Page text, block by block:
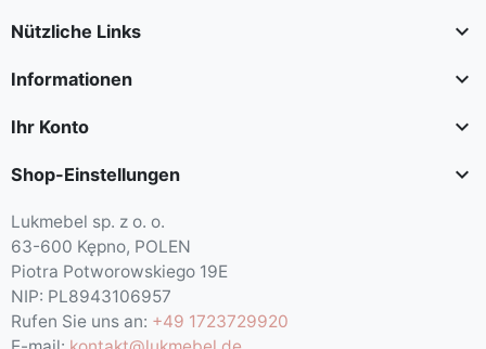
Nützliche Links 
Informationen 
Ihr Konto 
Shop-Einstellungen 
Lukmebel sp. z o. o.
63-600 Kępno, POLEN
Piotra Potworowskiego 19E
NIP: PL8943106957
Rufen Sie uns an: +49 1723729920